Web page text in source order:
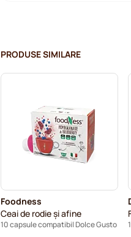
Detartrare și întreținere
Capsule cafea Café Royal
Capsule cafea Dolce Vita
Capsule cafea Gimoka pentru
Capsule cafea Starbucks®
Capsule grande Starbucks®
PRODUSE SIMILARE
Foodness
Ceai de rodie și afine
10 capsule compatibil Dolce Gusto